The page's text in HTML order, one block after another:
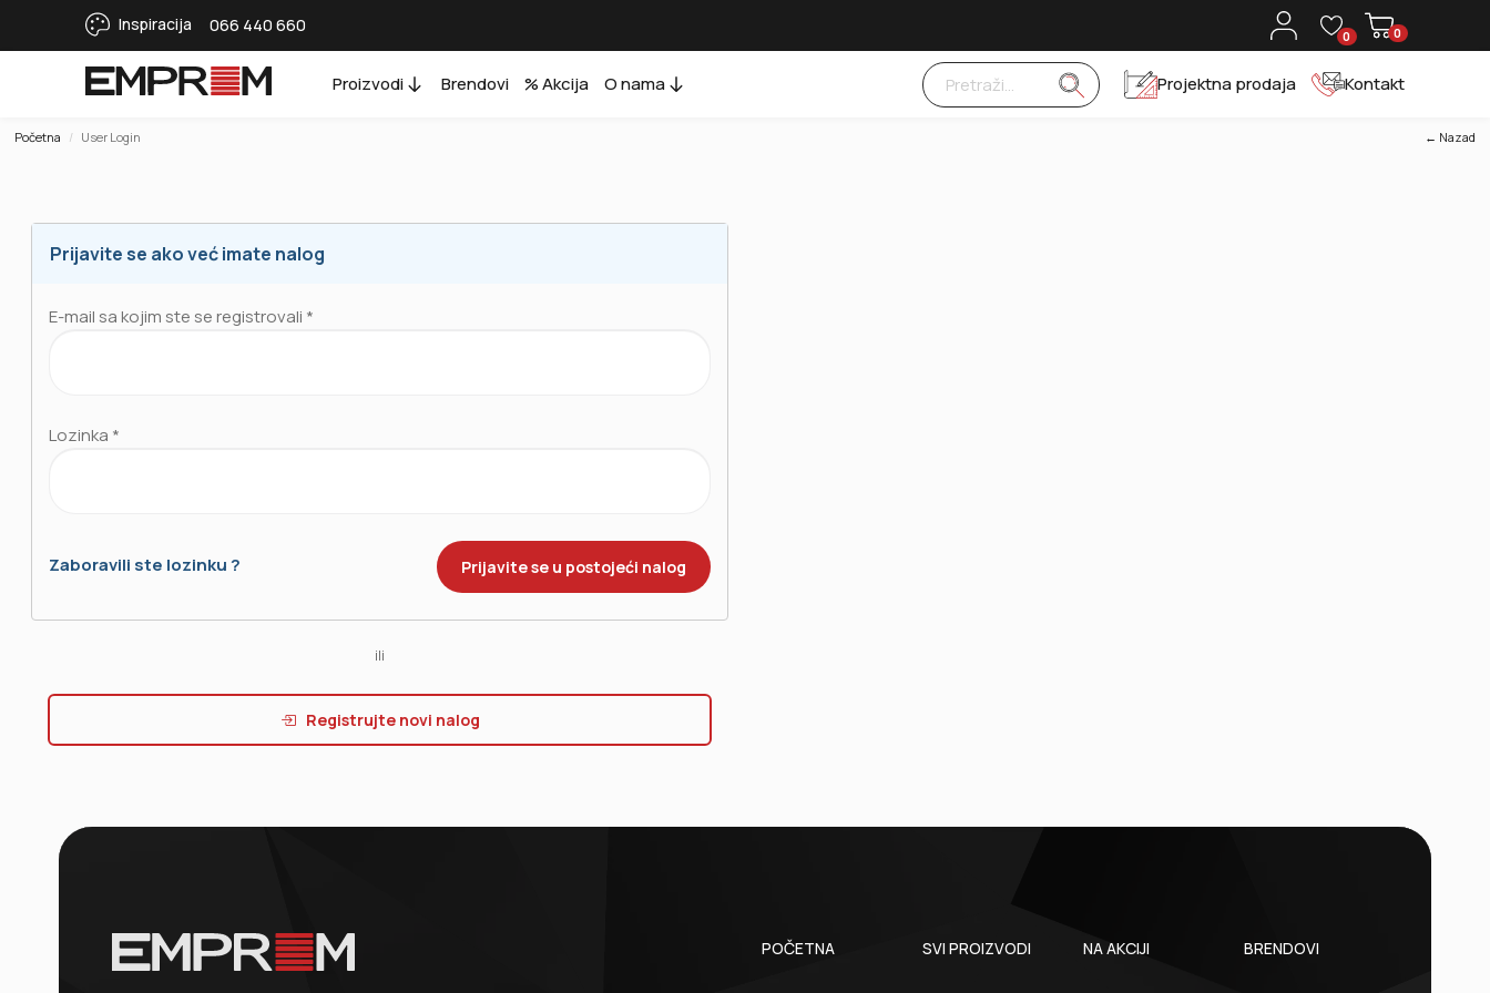
Inspiracija 066 440 660
0 0
Proizvodi Brendovi % Akcija O nama Projektna prodaja Kontakt
Početna User Login ← Nazad
Prijavite se ako već imate nalog
E-mail sa kojim ste se registrovali *
Lozinka *
Zaboravili ste lozinku ?
ili
Registrujte novi nalog
POČETNA SVI PROIZVODI NA AKCIJI BRENDOVI